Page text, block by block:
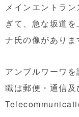
メインエントラ
ぎて、急な坂道
ナ氏の像がありま
アンブルワーワ
職は郵便・通信